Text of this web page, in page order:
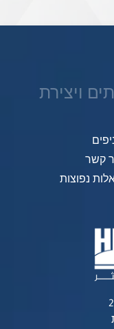
ויצירת
קשר
נפוצות